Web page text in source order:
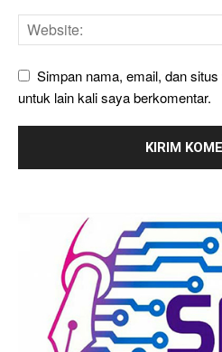
Simpan nama, email, dan
untuk lain kali saya berkomentar.